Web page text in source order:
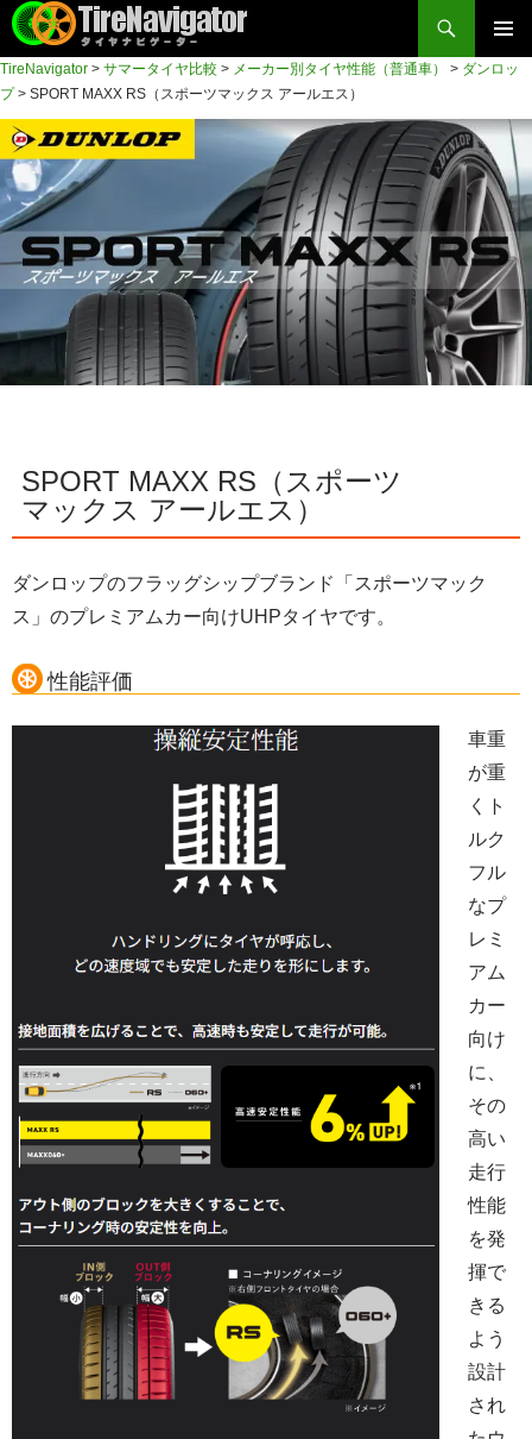
TireNavigator
検
索
メイン
ー
コ
ン
ン
ツ
へ
ス
キ
ッ
TireNavigator > サマータイヤ比較 > メーカー別タイヤ性能（普通車） > ダンロッ
プ> SPORT MAXX RS（スポーツマックス アールエス）
SPORT MAXX RS（スポーツ
マックス アールエス）
ダンロップのフラッグシップブランド「スポーツマック
ス」のプレミアムカー向けUHPタイヤです。
性能評価
車重
が重
くト
ルク
フル
なプ
レミ
アム
カー
向け
に、
その
高い
走行
性能
を発
揮で
きる
よう
設計
され